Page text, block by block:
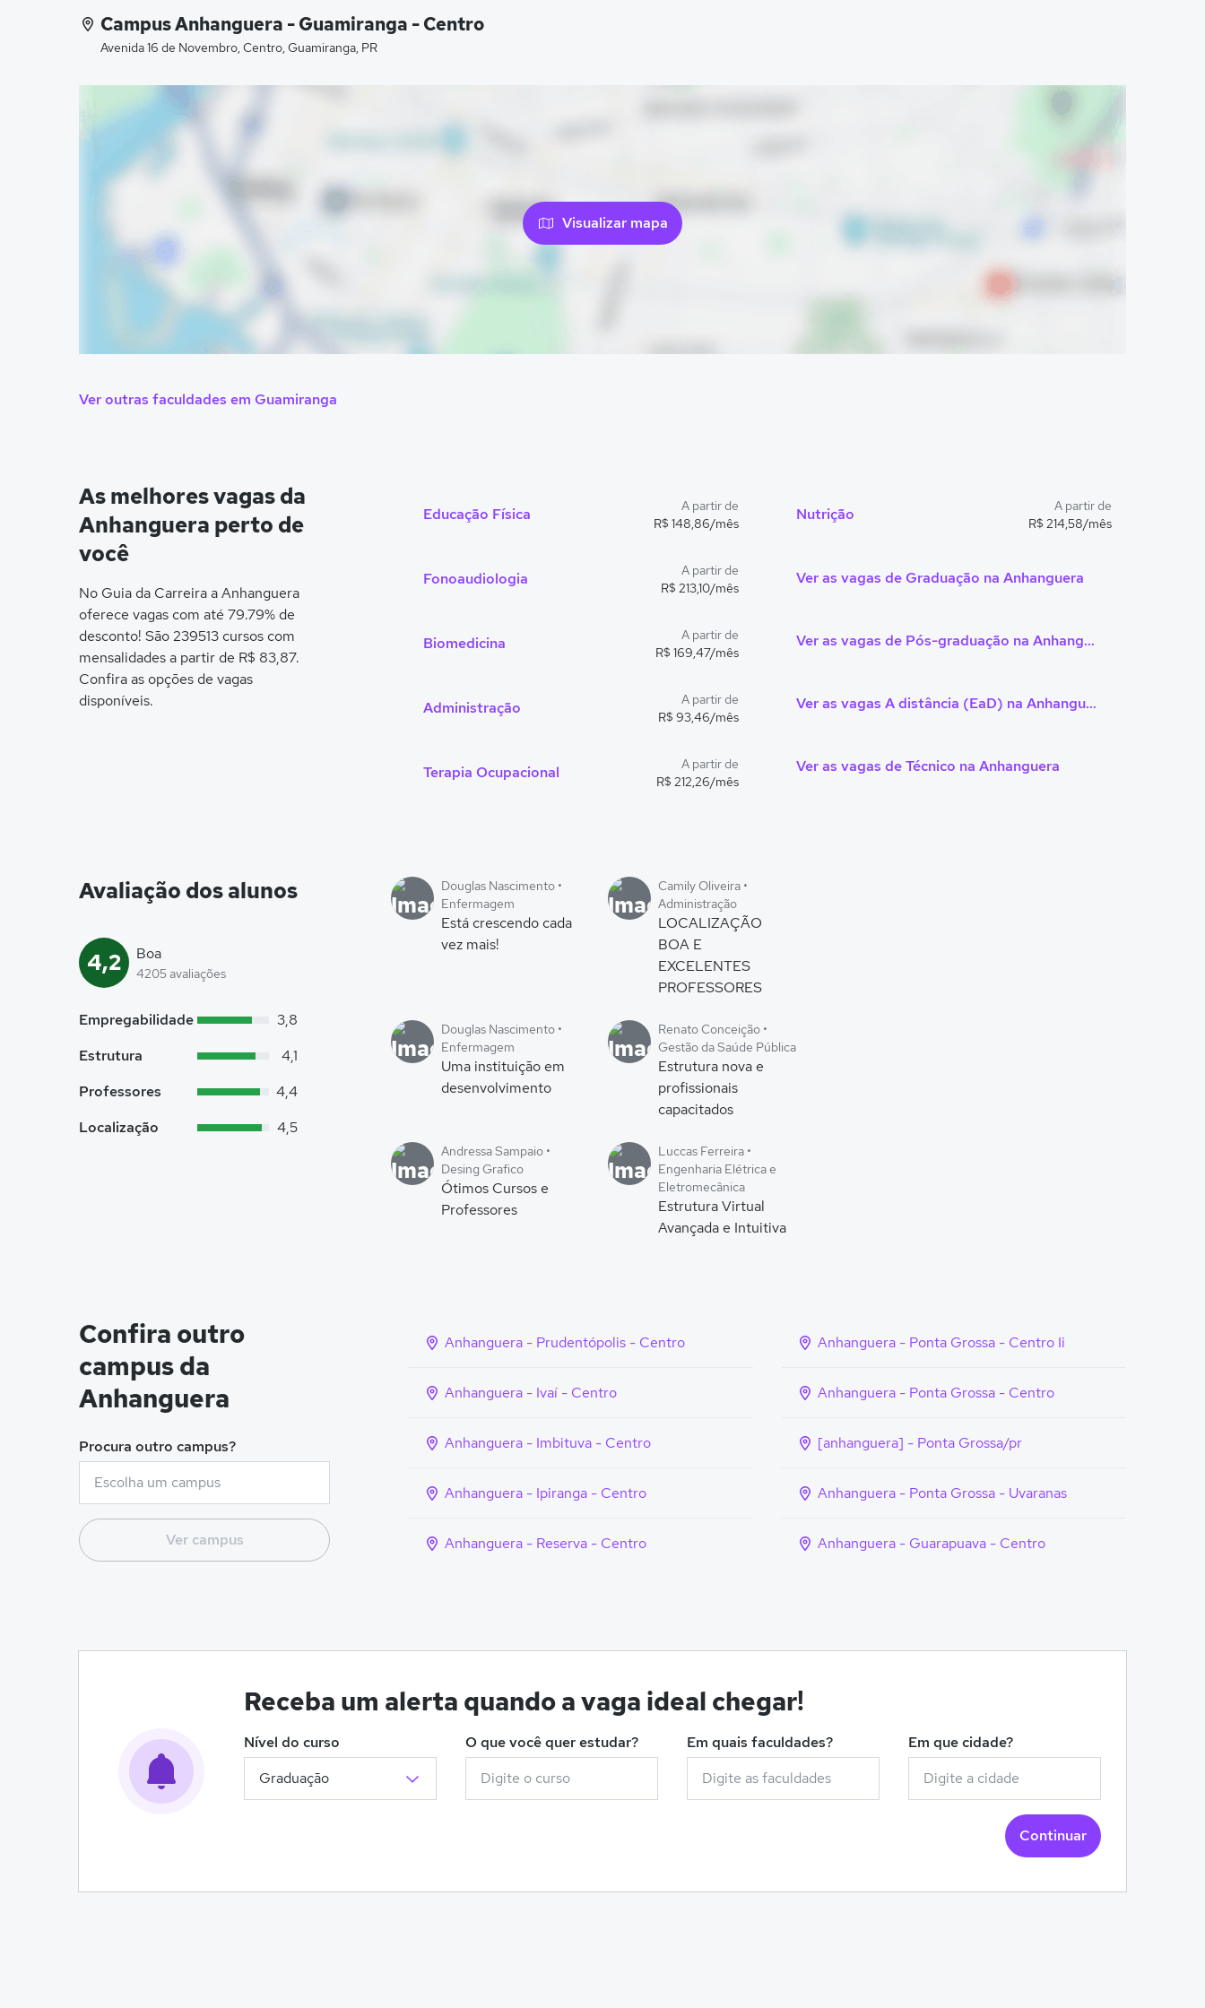
Campus Anhanguera - Guamiranga - Centro
Avenida 16 de Novembro, Centro, Guamiranga, PR
Visualizar mapa
Ver outras faculdades em Guamiranga
As melhores vagas da
Anhanguera perto de
você
No Guia da Carreira a Anhanguera
oferece vagas com até 79.79% de
desconto! São 239513 cursos com
mensalidades a partir de R$ 83,87.
Confira as opções de vagas
disponíveis.
Educação Física
A partir de
R$ 148,86/mês
Fonoaudiologia
A partir de
R$ 213,10/mês
Biomedicina
A partir de
R$ 169,47/mês
Administração
A partir de
R$ 93,46/mês
Terapia Ocupacional
A partir de
R$ 212,26/mês
Nutrição
A partir de
R$ 214,58/mês
Ver as vagas de Graduação na Anhanguera
Ver as vagas de Pós-graduação na Anhanguera
Ver as vagas A distância (EaD) na Anhanguera
Ver as vagas de Técnico na Anhanguera
Avaliação dos alunos
4,2 Boa
4205 avaliações
Empregabilidade
3,8
Estrutura
4,1
Professores
4,4
Localização
4,5
Douglas Nascimento •
Enfermagem
Está crescendo cada
vez mais!
Camily Oliveira •
Administração
LOCALIZAÇÃO
BOA E
EXCELENTES
PROFESSORES
Douglas Nascimento •
Enfermagem
Uma instituição em
desenvolvimento
Renato Conceição •
Gestão da Saúde Pública
Estrutura nova e
profissionais
capacitados
Andressa Sampaio •
Desing Grafico
Ótimos Cursos e
Professores
Luccas Ferreira •
Engenharia Elétrica e
Eletromecânica
Estrutura Virtual
Avançada e Intuitiva
Confira outro
campus da
Anhanguera
Procura outro campus?
Ver campus
Anhanguera - Prudentópolis - Centro
Anhanguera - Ivaí - Centro
Anhanguera - Imbituva - Centro
Anhanguera - Ipiranga - Centro
Anhanguera - Reserva - Centro
Anhanguera - Ponta Grossa - Centro Ii
Anhanguera - Ponta Grossa - Centro
[anhanguera] - Ponta Grossa/pr
Anhanguera - Ponta Grossa - Uvaranas
Anhanguera - Guarapuava - Centro
Receba um alerta quando a vaga ideal chegar!
Nível do curso O que você quer estudar? Em quais faculdades? Em que cidade?
Continuar